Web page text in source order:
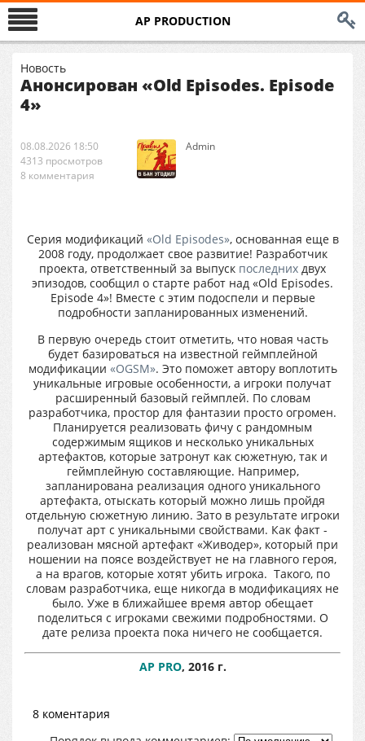
AP PRODUCTION
Новость
Анонсирован «Old Episodes. Episode
4»
08.08.2026 18:50
4313 просмотров
8 комментария
Аdmin
Серия модификаций «Old Episodes», основанная еще в
2008 году, продолжает свое развитие! Разработчик
проекта, ответственный за выпуск последних двух
эпизодов, сообщил о старте работ над «Old Episodes.
Episode 4»! Вместе с этим подоспели и первые
подробности запланированных изменений.
В первую очередь стоит отметить, что новая часть
будет базироваться на известной геймплейной
модификации «OGSM». Это поможет автору воплотить
уникальные игровые особенности, а игроки получат
расширенный базовый геймплей. По словам
разработчика, простор для фантазии просто огромен.
Планируется реализовать фичу с рандомным
содержимым ящиков и несколько уникальных
артефактов, которые затронут как сюжетную, так и
геймплейную составляющие. Например,
запланирована реализация одного уникального
артефакта, отыскать который можно лишь пройдя
отдельную сюжетную линию. Зато в результате игроки
получат арт с уникальными свойствами. Как факт -
реализован мясной артефакт «Живодер», который при
ношении на поясе воздействует не на главного героя,
а на врагов, которые хотят убить игрока. Такого, по
словам разработчика, еще никогда в модификациях не
было. Уже в ближайшее время автор обещает
поделиться с игроками свежими подробностями. О
дате релиза проекта пока ничего не сообщается.
AP PRO, 2016 г.
8 коментария